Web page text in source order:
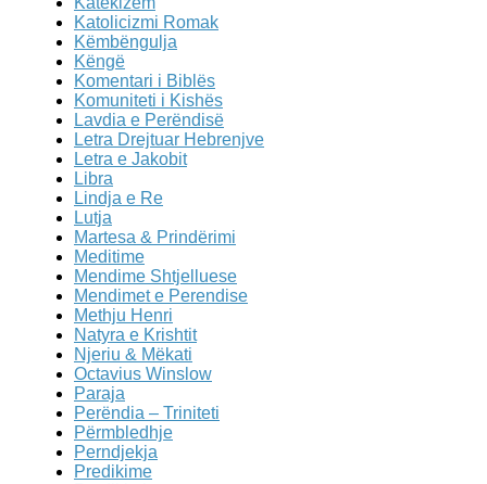
Katolicizmi Romak
Këmbëngulja
Këngë
Komentari i Biblës
Komuniteti i Kishës
Lavdia e Perëndisë
Letra Drejtuar Hebrenjve
Letra e Jakobit
Libra
Lindja e Re
Lutja
Martesa & Prindërimi
Meditime
Mendime Shtjelluese
Mendimet e Perendise
Methju Henri
Natyra e Krishtit
Njeriu & Mëkati
Octavius Winslow
Paraja
Perëndia – Triniteti
Përmbledhje
Perndjekja
Predikime